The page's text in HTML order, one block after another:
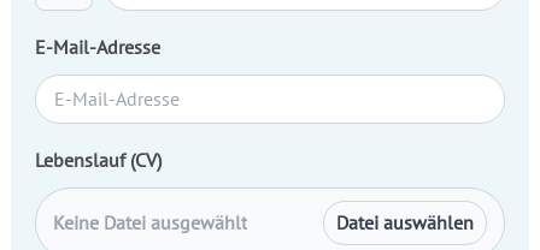
E-Mail-Adresse
Lebenslauf (CV)
Keine Datei ausgewählt Datei auswählen